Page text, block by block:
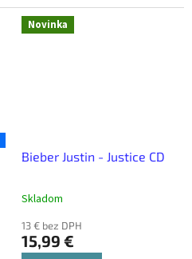
Novinka
Bieber Justin - Justice CD
Skladom
13 € bez DPH
15,99 €